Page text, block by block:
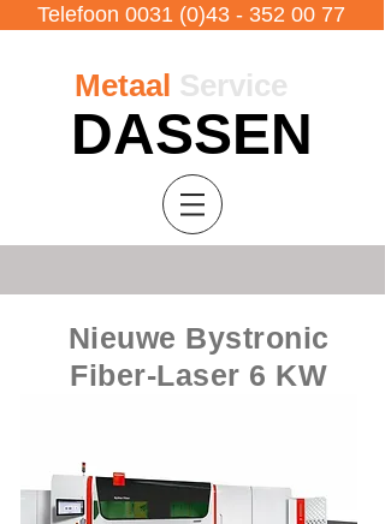
Telefoon 0031 (0)43 - 352 00 77
Metaal Service
DASSEN
Nieuwe Bystronic
Fiber-Laser 6 KW